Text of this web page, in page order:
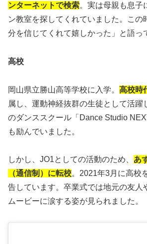
ンターネットで検索。実は母親も息子
ン教室を探してくれていました。この
分を信じてくれて嬉しかった」と語っ
高校
岡山県立勝山高等学校に入学。 高校時
属し、運動神経抜群の生徒として活躍
のダンススクール「Dance Studio
も励んでいました。
しかし、JO1としての活動のため、 あ
（通信制）に転校。2021年3月に高校
告しています。卒業式では地元の友人
ムービーに涙する姿が見られました。